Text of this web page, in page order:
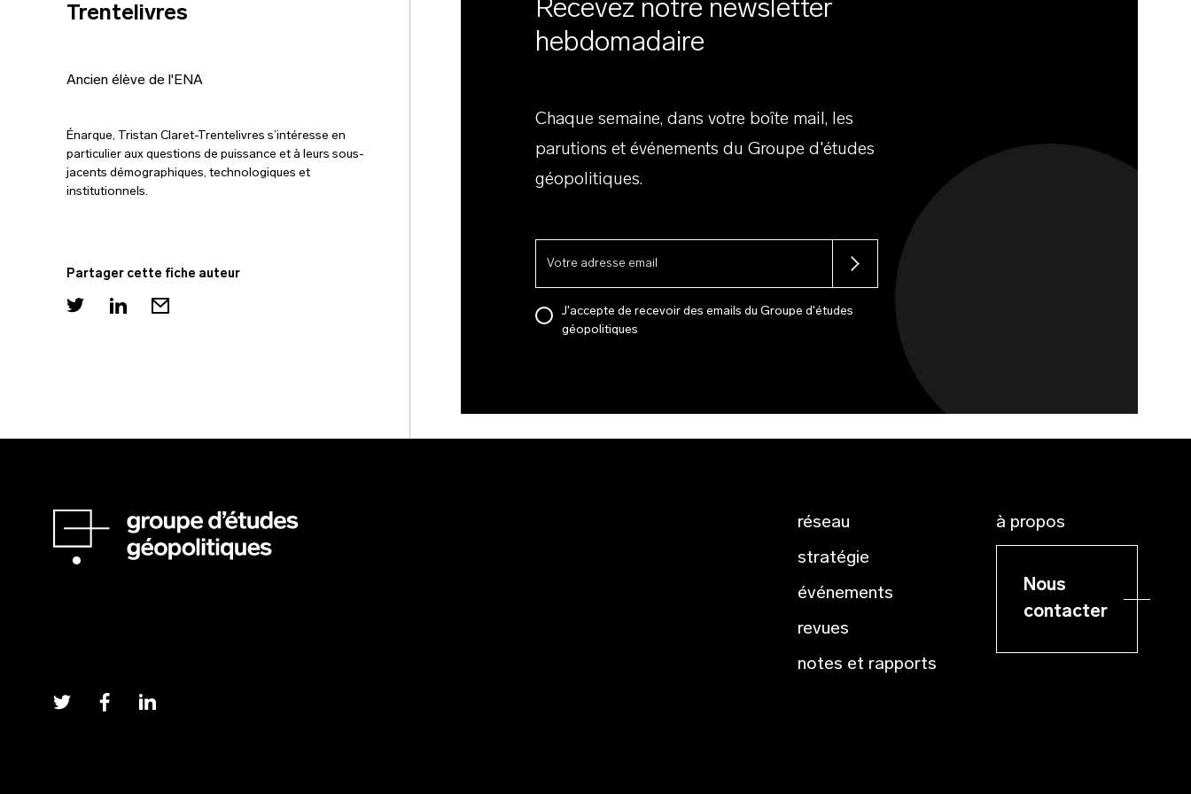
Trentelivres
Ancien élève de l'ENA
Énarque, Tristan Claret-Trentelivres s’intéresse en
particulier aux questions de puissance et à leurs sous-
jacents démographiques, technologiques et
institutionnels.
Partager cette fiche auteur
Recevez notre newsletter
hebdomadaire
Chaque semaine, dans votre boîte mail, les
parutions et événements du Groupe d'études
géopolitiques.
J'accepte de recevoir des emails du Groupe d'études
géopolitiques
réseau
stratégie
événements
revues
notes et rapports
à propos
Nous
contacter